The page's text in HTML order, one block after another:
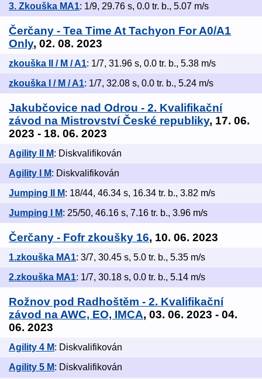
3. Zkouška MA1: 1/9, 29.76 s, 0.0 tr. b., 5.07 m/s
Čerčany - Tea Time At Tachyon For A0/A1
Only, 02. 08. 2023
zkouška II / M / A1: 1/7, 31.96 s, 0.0 tr. b., 5.38 m/s
zkouška I / M / A1: 1/7, 32.08 s, 0.0 tr. b., 5.24 m/s
Jakubčovice nad Odrou - 2. Kvalifikační
závod na Mistrovství České republiky, 17. 06.
2023 - 18. 06. 2023
Agility II M: Diskvalifikován
Agility I M: Diskvalifikován
Jumping II M: 18/44, 46.34 s, 16.34 tr. b., 3.82 m/s
Jumping I M: 25/50, 46.16 s, 7.16 tr. b., 3.96 m/s
Čerčany - Fofr zkoušky 16, 10. 06. 2023
1.zkouška MA1: 3/7, 30.45 s, 5.0 tr. b., 5.35 m/s
2.zkouška MA1: 1/7, 30.18 s, 0.0 tr. b., 5.14 m/s
Rožnov pod Radhoštěm - 2. Kvalifikační
závod na AWC, EO, IMCA, 03. 06. 2023 - 04.
06. 2023
Agility 4 M: Diskvalifikován
Agility 5 M: Diskvalifikován